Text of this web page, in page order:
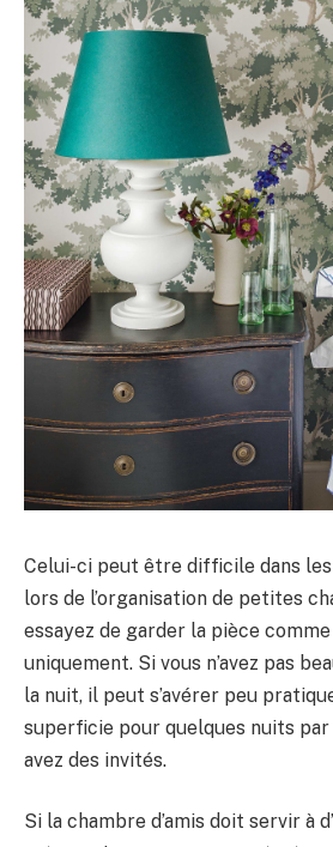
Celui-ci peut être difficile dans
lors de l’organisation de petites
essayez de garder la pièce comme
uniquement. Si vous n’avez pas
la nuit, il peut s’avérer peu
superficie pour quelques nuits par
avez des invités.
Si la chambre d’amis doit servir à